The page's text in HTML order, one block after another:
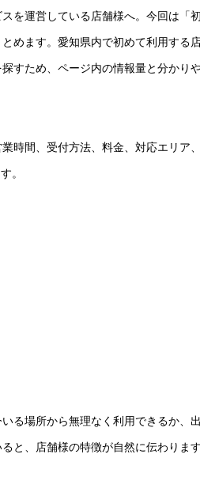
を運営している店舗様へ。今回は「
めます。愛知県内で初めて利用する
すため、ページ内の情報量と分かり
時間、受付方法、料金、対応エリア
。
る場所から無理なく利用できるか、
と、店舗様の特徴が自然に伝わります